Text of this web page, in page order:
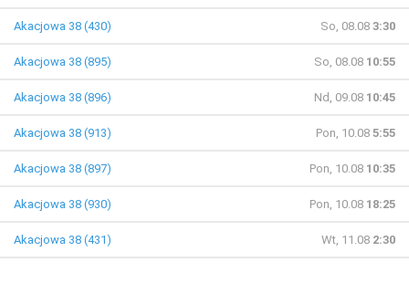
Akacjowa 38 (430) So, 08.08 3:30
Akacjowa 38 (895) So, 08.08 10:55
Akacjowa 38 (896) Nd, 09.08 10:45
Akacjowa 38 (913) Pon, 10.08 5:55
Akacjowa 38 (897) Pon, 10.08 10:35
Akacjowa 38 (930) Pon, 10.08 18:25
Akacjowa 38 (431) Wt, 11.08 2:30